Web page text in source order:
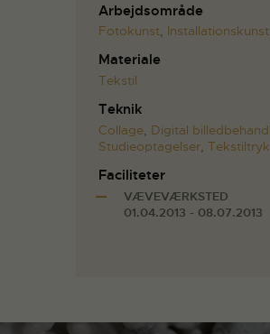
Arbejdsområde
Fotokunst, Installationskunst
Materiale
Tekstil
Teknik
Collage, Digital
Studieoptagelser, Tekstiltryk
Faciliteter
VÆVEVÆRKSTED
01.04.2013 - 08.07.2013